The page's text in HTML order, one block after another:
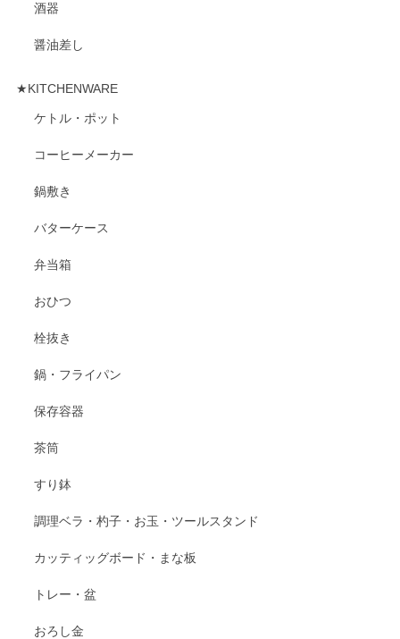
酒器
醤油差し
★KITCHENWARE
ケトル・ポット
コーヒーメーカー
鍋敷き
バターケース
弁当箱
おひつ
栓抜き
鍋・フライパン
保存容器
茶筒
すり鉢
調理ベラ・杓子・お玉・ツールスタンド
カッティッグボード・まな板
トレー・盆
おろし金